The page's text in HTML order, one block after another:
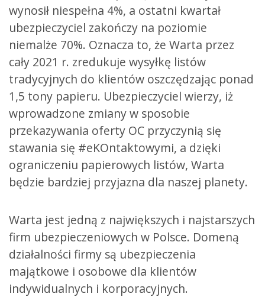
wynosił niespełna 4%, a ostatni kwartał
ubezpieczyciel zakończy na poziomie
niemalże 70%. Oznacza to, że Warta przez
cały 2021 r. zredukuje wysyłkę listów
tradycyjnych do klientów oszczędzając ponad
1,5 tony papieru. Ubezpieczyciel wierzy, iż
wprowadzone zmiany w sposobie
przekazywania oferty OC przyczynią się
stawania się #eKOntaktowymi, a dzięki
ograniczeniu papierowych listów, Warta
będzie bardziej przyjazna dla naszej planety.
Warta jest jedną z największych i najstarszych
firm ubezpieczeniowych w Polsce. Domeną
działalności firmy są ubezpieczenia
majątkowe i osobowe dla klientów
indywidualnych i korporacyjnych.